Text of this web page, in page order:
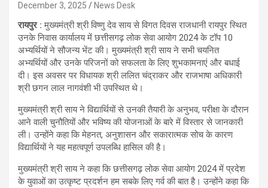
December 3, 2025 News Desk
रायपुर :मुख्यमंत्री श्री विष्णु देव साय से विगत दिवस राजधानी रायपुर स्थित
उनके निवास कार्यालय में छत्तीसगढ़ लोक सेवा आयोग 2024 के टॉप 10
अभ्यर्थियों ने सौजन्य भेंट की। मुख्यमंत्री श्री साय ने सभी चयनित
अभ्यर्थियों और उनके परिजनों को सफलता के लिए शुभकामनाएं और बधाई
दी। इस अवसर पर विधायक श्री ललित चंद्राकर और राजभाषा अधिकारी
श्री छगन लाल नागवंशी भी उपस्थित थे।
मुख्यमंत्री श्री साय ने विद्यार्थियों से उनकी तैयारी के अनुभव, परीक्षा के दौरान
आने वाली चुनौतियों और भविष्य की योजनाओं के बारे में विस्तार से जानकारी
ली। उन्होंने कहा कि मेहनत, अनुशासन और सकारात्मक सोच के कारण
विद्यार्थियों ने यह महत्वपूर्ण उपलब्धि हासिल की है।
मुख्यमंत्री श्री साय ने कहा कि छत्तीसगढ़ लोक सेवा आयोग 2024 में प्रदेश
के युवाओं का उत्कृष्ट प्रदर्शन हम सबके लिए गर्व की बात है। उन्होंने कहा कि